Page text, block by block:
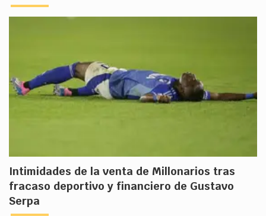
Intimidades de la venta de Millonarios tras
fracaso deportivo y financiero de Gustavo
Serpa